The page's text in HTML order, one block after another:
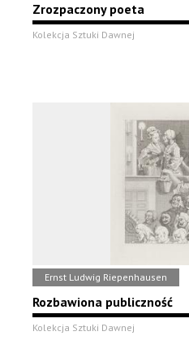
Zrozpaczony poeta
Kolekcja Sztuki Dawnej
Ernst Ludwig Riepenhausen
Rozbawiona publiczność
Kolekcja Sztuki Dawnej